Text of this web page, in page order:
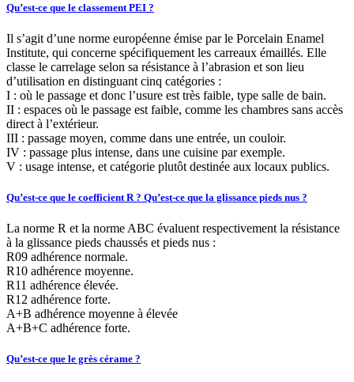
Qu’est-ce que le classement PEI ?
Il s’agit d’une norme européenne émise par le Porcelain Enamel
Institute, qui concerne spécifiquement les carreaux émaillés. Elle
classe le carrelage selon sa résistance à l’abrasion et son lieu
d’utilisation en distinguant cinq catégories :
I : où le passage et donc l’usure est très faible, type salle de bain.
II : espaces où le passage est faible, comme les chambres sans accès
direct à l’extérieur.
III : passage moyen, comme dans une entrée, un couloir.
IV : passage plus intense, dans une cuisine par exemple.
V : usage intense, et catégorie plutôt destinée aux locaux publics.
Qu’est-ce que le coefficient R ? Qu’est-ce que la glissance pieds nus ?
La norme R et la norme ABC évaluent respectivement la résistance
à la glissance pieds chaussés et pieds nus :
R09 adhérence normale.
R10 adhérence moyenne.
R11 adhérence élevée.
R12 adhérence forte.
A+B adhérence moyenne à élevée
A+B+C adhérence forte.
Qu’est-ce que le grès cérame ?